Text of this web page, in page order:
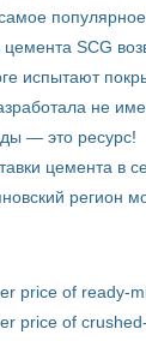
цемента SCG
испытают
не
— это ресурс!
цемента в
регион
price of ready-
price of